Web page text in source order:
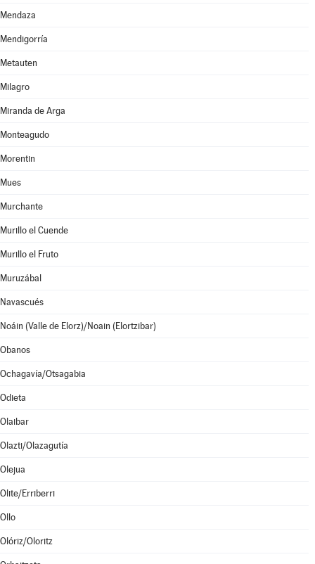
Mendaza
Mendigorría
Metauten
Milagro
Miranda de Arga
Monteagudo
Morentin
Mues
Murchante
Murillo el Cuende
Murillo el Fruto
Muruzábal
Navascués
Noáin (Valle de Elorz)/Noain (Elortzibar)
Obanos
Ochagavía/Otsagabia
Odieta
Olaibar
Olazti/Olazagutía
Olejua
Olite/Erriberri
Ollo
Olóriz/Oloritz